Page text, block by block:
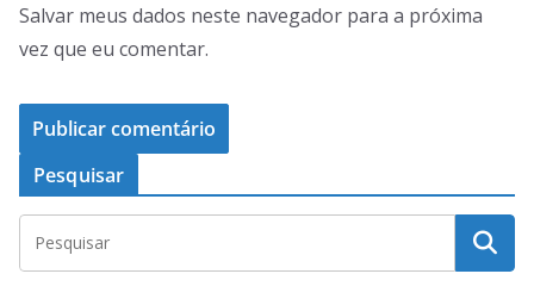
Salvar meus dados neste navegador para a próxima
vez que eu comentar.
Pesquisar